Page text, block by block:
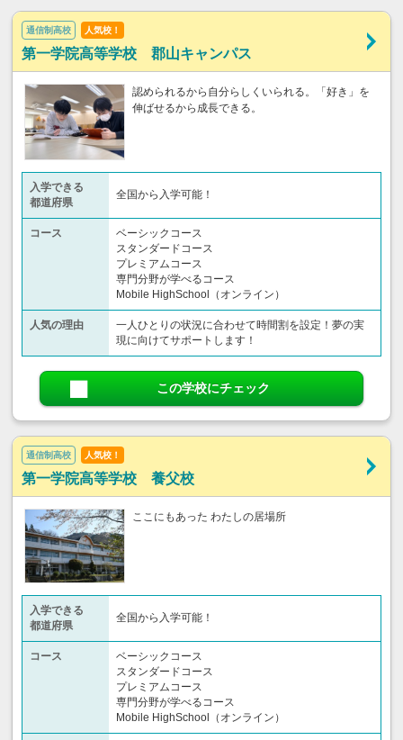
通信制高校 人気校！
第一学院高等学校 郡山キャンパス
認められるから自分らしくいられる。「好き」を
伸ばせるから成長できる。
入学できる
都道府県
全国から入学可能！
コース
ベーシックコース
スタンダードコース
プレミアムコース
専門分野が学べるコース
Mobile HighSchool（オンライン）
人気の理由
一人ひとりの状況に合わせて時間割を設定！夢の実
現に向けてサポートします！
この学校にチェック
通信制高校 人気校！
第一学院高等学校 養父校
ここにもあった わたしの居場所
入学できる
都道府県
全国から入学可能！
コース
ベーシックコース
スタンダードコース
プレミアムコース
専門分野が学べるコース
Mobile HighSchool（オンライン）